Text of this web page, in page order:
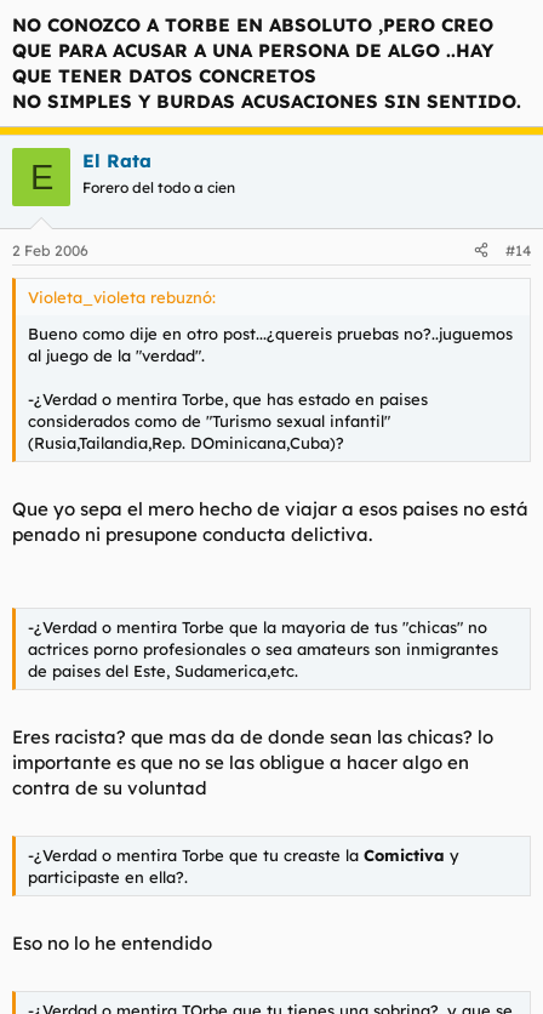
-¿Verdad o mentira Torbe que tu creaste la Comictiva y
participaste en ella?. MI NO ENTENDER..
-¿Verdad o mentira TOrbe que tu tienes una sobrina?, y que se
sepa este dato salio reciente en la web de "Putalocura", ahora
bien en los famosos "manuales malditos2 aparece ya el dato
de la sobrina.
YO TAMBIEN TENGO UNA SOBRINA.....OHH SEÑOR ..ME
ARREPIENTO DE TENERLA
MENORES,OBVIEMOS MENCIONARLOS ,GRACIAS
-¿Verdad o mentira Torbe que estuviste en Mallorca una
temporada y que nunca especificaste a que te dedicabas?, y
no no te ofendas ahora pero no eres tan atractivo como para
trabajar de camarero y en Mallorca en aquella epoca no habia
industria, por no mencionar que se supone que vivirias en un
YO HE VIVIDO EN ZAMORA...SI TE SIRVE DE CONSUELO...
Demasiados datos,demasiadas cosas veridicas como para
considerar que todo sea falso, como dice la frase "quien tenga
NO CONOZCO A TORBE EN ABSOLUTO ,PERO CREO
QUE PARA ACUSAR A UNA PERSONA DE ALGO ..HAY
QUE TENER DATOS CONCRETOS
NO SIMPLES Y BURDAS ACUSACIONES SIN SENTIDO.
E El Rata
Forero del todo a cien
2 Feb 2006 #14
Violeta_violeta rebuznó:
Bueno como dije en otro post...¿quereis pruebas no?..juguemos
al juego de la "verdad".
-¿Verdad o mentira Torbe, que has estado en paises
considerados como de "Turismo sexual infantil"
(Rusia,Tailandia,Rep. DOminicana,Cuba)?
Que yo sepa el mero hecho de viajar a esos paises no está
penado ni presupone conducta delictiva.
-¿Verdad o mentira Torbe que la mayoria de tus "chicas" no
actrices porno profesionales o sea amateurs son inmigrantes
de paises del Este, Sudamerica,etc.
Eres racista? que mas da de donde sean las chicas? lo
importante es que no se las obligue a hacer algo en
contra de su voluntad
-¿Verdad o mentira Torbe que tu creaste la Comictiva y
participaste en ella?.
Eso no lo he entendido
-¿Verdad o mentira TOrbe que tu tienes una sobrina?, y que se